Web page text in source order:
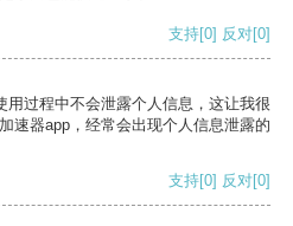
支持[0] 反对[0]
用过程中不会泄露个人信息，这让我很
速器app，经常会出现个人信息泄露的
支持[0] 反对[0]